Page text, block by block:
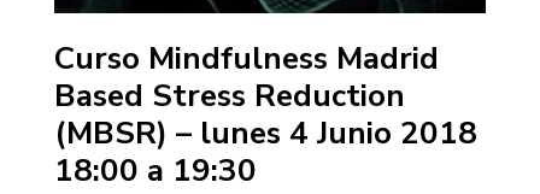
Curso Mindfulness Madrid
Based Stress Reduction
(MBSR) – lunes 4 Junio 2018
18:00 a 19:30